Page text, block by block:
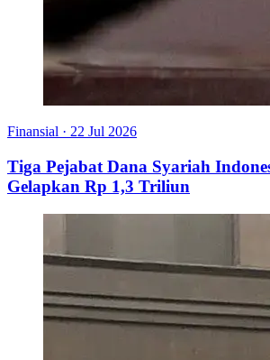
Finansial · 22 Jul 2026
Tiga Pejabat Dana Syariah
Gelapkan Rp 1,3 Triliun